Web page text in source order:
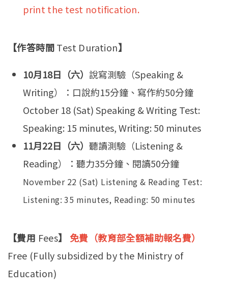
print the test notification.
【作答時間Test Duration】
10月18日（六） 說寫測驗（Speaking &
Writing）：口說約15分鐘、寫作約50分鐘
October 18 (Sat) Speaking & Writing Test:
Speaking: 15 minutes, Writing: 50 minutes
11月22日（六） 聽讀測驗（Listening &
Reading）：聽力35分鐘、閱讀50分鐘
November 22 (Sat) Listening & Reading Test:
Listening: 35 minutes, Reading: 50 minutes
【費用 Fees】
免費（教育部全額補助報名費）
Free (Fully subsidized by the Ministry of
Education)